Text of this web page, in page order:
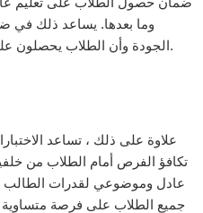
وما بعدها. يساعد ذلك في
الجودة وأن الطلاب يحصلون على الدعم الذي يحتاجون إليه للنجاح.
علاوة على ذلك ، تساعد
تكافؤ الفرص أمام الطلاب من
عادل وموضوعي لقدرات الطالب
جميع الطلاب على فرصة متساوية